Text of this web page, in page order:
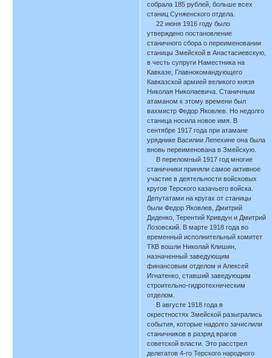
собрала 185 рублей, больше всех
станиц Сунженского отдела.
22 июня 1916 году было
утверждено постановление
станичного сбора о переименовании
станицы Змейской в Анастасиевскую,
в честь супруги Наместника на
Кавказе, Главнокомандующего
Кавказской армией великого князя
Николая Николаевича. Станичным
атаманом к этому времени был
вахмистр Федор Яковлев. Но недолго
станица носила новое имя. В
сентябре 1917 года при атамане
уряднике Василии Лепехине она была
вновь переименована в Змейскую.
В переломный 1917 год многие
станичники приняли самое активное
участие в деятельности войсковых
кругов Терского казачьего войска.
Депутатами на кругах от станицы
были Федор Яковлев, Дмитрий
Диденко, Терентий Кривдун и Дмитрий
Лозовский. В марте 1918 года во
временный исполнительный комитет
ТКВ вошли Николай Клишин,
назначенный заведующим
финансовым отделом и Алексей
Игнатенко, ставший заведующим
строительно-гидротехническим
отделом.
В августе 1918 года в
окрестностях Змейской разыгрались
события, которые надолго зачислили
станичников в разряд врагов
советской власти. Это расстрел
делегатов 4-го Терского народного